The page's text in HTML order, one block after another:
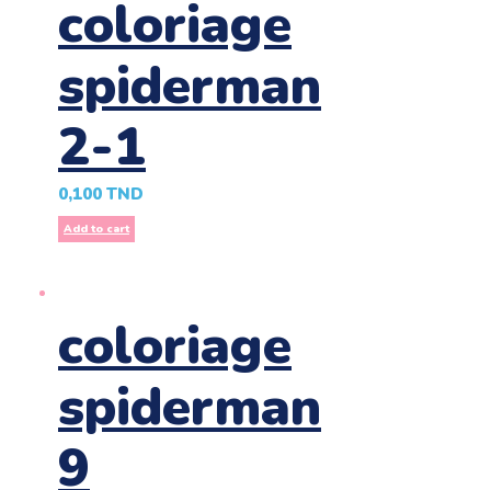
coloriage
spiderman
2-1
0,100 TND
Add to cart
coloriage
spiderman
9